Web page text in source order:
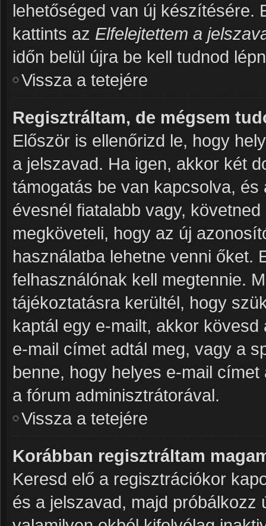
lehetőséged van új készítésére.
kattints az Elfelejtettem a
időn belül újra be kell tudnod
Vissza a tetejére
Regisztráltam, de mégsem
Először is ellenőrizd le, hogy
a jelszavad. Ha igen, akkor két
támogatás be van kapcsolva,
évesnél fiatalabb vagy,
megköveteli, hogy az új
használatba lehetne venni őket.
felhasználónak kell megtennie.
tájékoztatásra kerültél, hogy
kaptál egy e-mailt, akkor
e-mail címet adtál meg, vagy a
benne, hogy helyes e-mail
a fórum adminisztrátorával.
Vissza a tetejére
Korábban regisztráltam
Keresd elő a regisztrációkor
és a jelszavad, majd